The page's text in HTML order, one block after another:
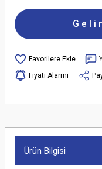
Fiyatı Alarmı
Ürün Bilgisi